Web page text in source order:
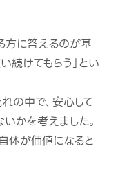
方に答えるのが基
続けてもらう」とい
の中で、安心して
かを考えました。
体が価値になると